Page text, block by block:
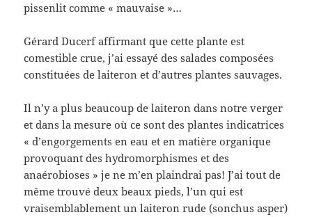
pissenlit comme « mauvaise »…
Gérard Ducerf affirmant que cette plante est
comestible crue, j’ai essayé des salades composées
constituées de laiteron et d’autres plantes sauvages.
Il n’y a plus beaucoup de laiteron dans notre verger
et dans la mesure où ce sont des plantes indicatrices
« d’engorgements en eau et en matière organique
provoquant des hydromorphismes et des
anaérobioses » je ne m’en plaindrai pas! J’ai tout de
même trouvé deux beaux pieds, l’un qui est
vraisemblablement un laiteron rude (sonchus asper)